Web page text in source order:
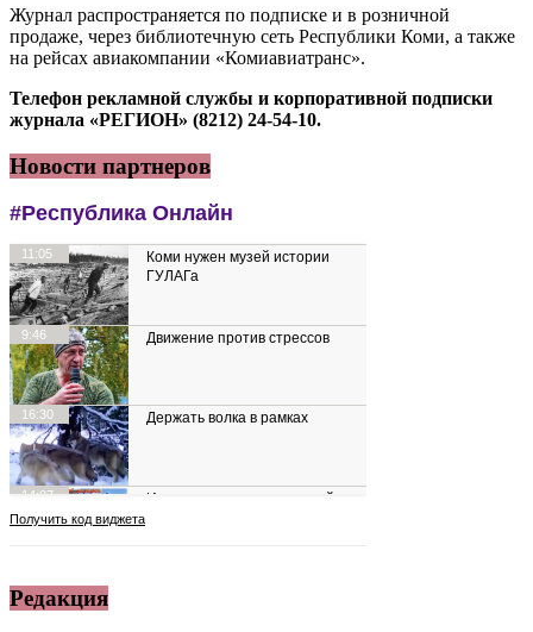
Журнал распространяется по подписке и в розничной
продаже, через библиотечную сеть Республики Коми, а также
на рейсах авиакомпании «Комиавиатранс».
Телефон рекламной службы и корпоративной подписки
журнала «РЕГИОН» (8212) 24-54-10.
Новости партнеров
Редакция